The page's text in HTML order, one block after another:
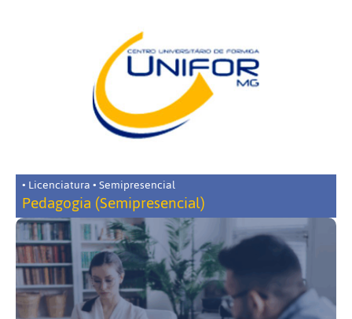
• Licenciatura • Semipresencial
Pedagogia (Semipresencial)